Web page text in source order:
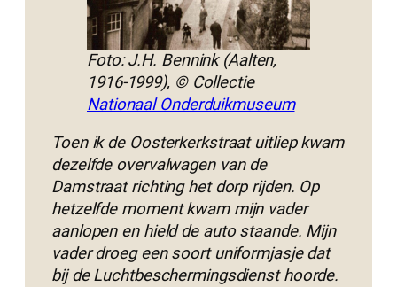
Foto: J.H. Bennink (Aalten,
1916-1999), © Collectie
Nationaal Onderduikmuseum
Toen ik de Oosterkerkstraat uitliep kwam
dezelfde overvalwagen van de
Damstraat richting het dorp rijden. Op
hetzelfde moment kwam mijn vader
aanlopen en hield de auto staande. Mijn
vader droeg een soort uniformjasje dat
bij de Luchtbeschermingsdienst hoorde.